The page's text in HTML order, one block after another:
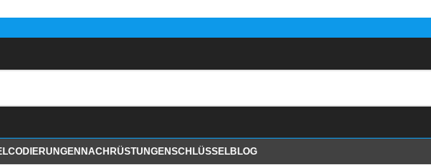
CODIERUNGEN NACHRÜSTUNGENSCHLÜSSELBLOG